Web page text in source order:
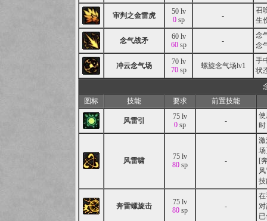
审判之金雷虎
50 lv
0sp -
召
生
念气战矛
60 lv
60sp -
念
念
冲云念气场
70 lv
70sp 螺旋念气场lv1
手
状
图标
技能 要求 前置技能
风雷引
75 lv
0 sp -
风雷啸
75 lv
80 sp -
[
奔雷螺旋击
75 lv
80 sp -